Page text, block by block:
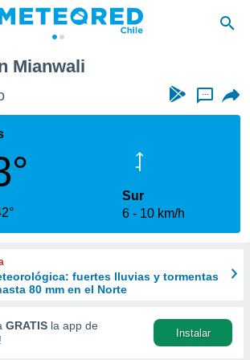
Mianwali
...
Sur
6
10 km/h
fuertes lluvias y tormentas
80 mm en el Norte
GRATIS la app de
Instalar